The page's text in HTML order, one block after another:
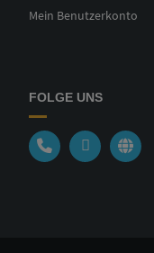
Mein Benutzerkonto
FOLGE UNS